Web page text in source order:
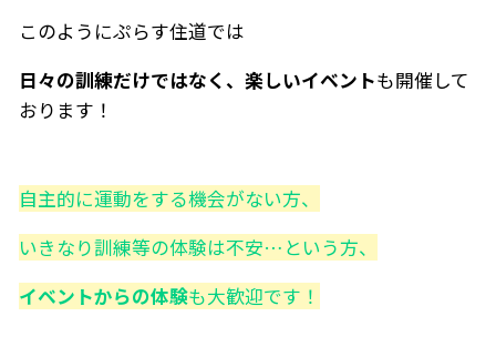
このようにぷらす住道では
日々の訓練だけではなく、楽しいイベントも開催して
おります！
自主的に運動をする機会がない方、
いきなり訓練等の体験は不安…という方、
イベントからの体験も大歓迎です！